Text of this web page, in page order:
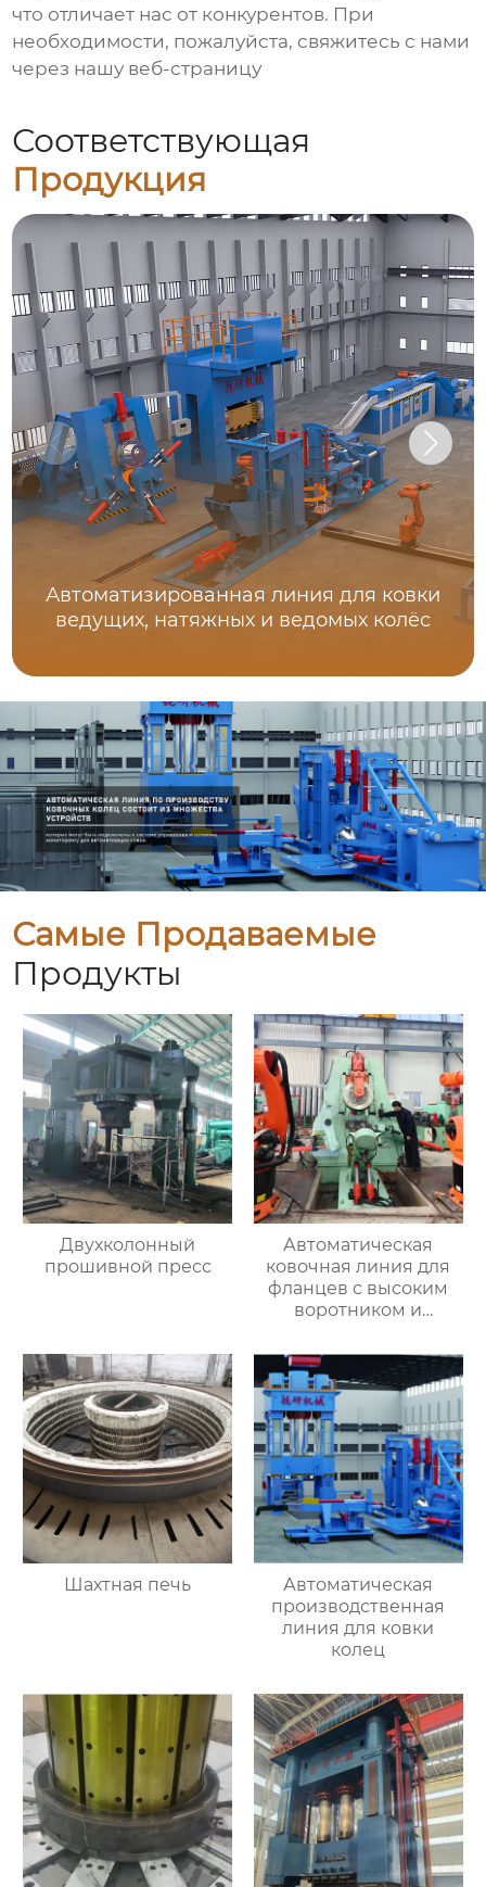
что отличает нас от конкурентов. При
необходимости, пожалуйста, свяжитесь с нами
через нашу веб-страницу
Соответствующая
Продукция
Автоматизированная линия для ковки
ведущих, натяжных и ведомых колёс
Самые Продаваемые
Продукты
Двухколонный
прошивной пресс
Автоматическая
ковочная линия для
фланцев с высоким
воротником и
Шахтная печь
Автоматическая
производственная
линия для ковки
колец